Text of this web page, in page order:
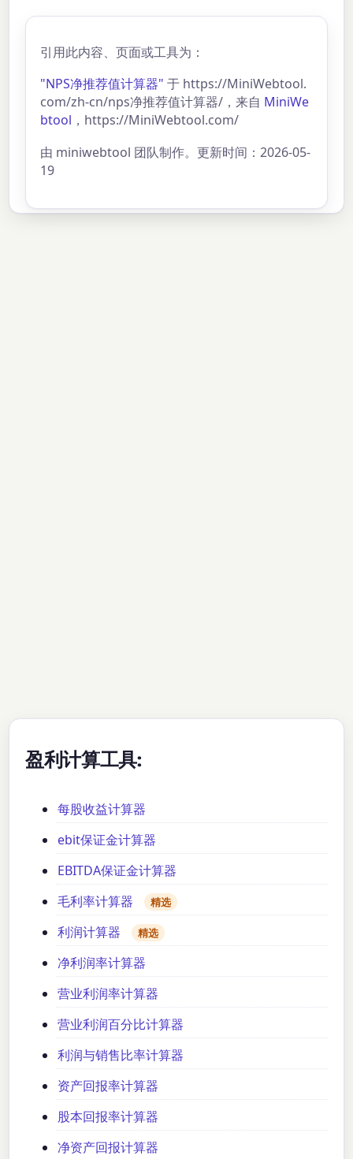
引用此内容、页面或工具为：
"NPS净推荐值计算器" 于 https://MiniWebtool.
com/zh-cn/nps净推荐值计算器/，来自 MiniWe
btool ，https://MiniWebtool.com/
由 miniwebtool 团队制作。更新时间：2026-05-
19
盈利计算工具:
每股收益计算器
ebit保证金计算器
EBITDA保证金计算器
毛利率计算器
精选
利润计算器 精选
净利润率计算器
营业利润率计算器
营业利润百分比计算器
利润与销售比率计算器
资产回报率计算器
股本回报率计算器
净资产回报计算器